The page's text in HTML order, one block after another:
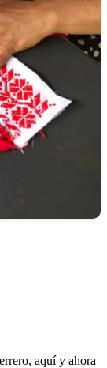
aquí y ahora